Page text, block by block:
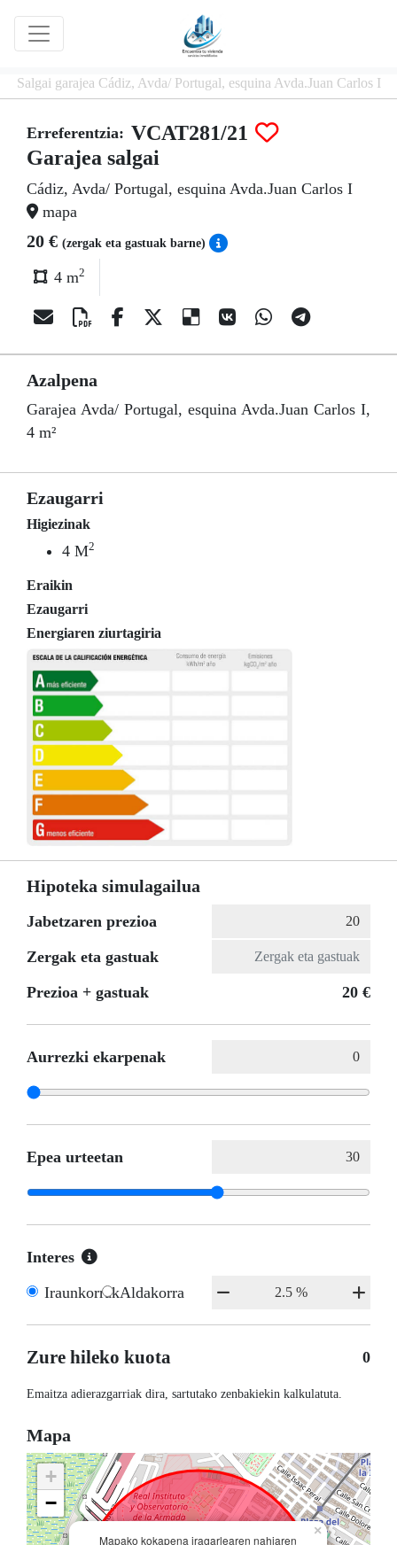
Salgai garajea Cádiz, Avda/ Portugal, esquina Avda.Juan Carlos I
Erreferentzia: VCAT281/21
Garajea salgai
Cádiz, Avda/ Portugal, esquina Avda.Juan Carlos I
mapa
20 € (zergak eta gastuak barne)
4 m2
Azalpena
Garajea Avda/ Portugal, esquina Avda.Juan Carlos I,
4 m²
Ezaugarri
Higiezinak
4 M2
Eraikin
Ezaugarri
Energiaren ziurtagiria
Hipoteka simulagailua
Jabetzaren prezioa
Zergak eta gastuak
Prezioa + gastuak
20 €
Aurrezki ekarpenak
Epea urteetan
Interes
IraunkorrakAldakorra
Zure hileko kuota 0
Emaitza adierazgarriak dira, sartutako zenbakiekin kalkulatuta.
Mapa
Mapako kokapena iragarlearen nahiaren
×
+
−